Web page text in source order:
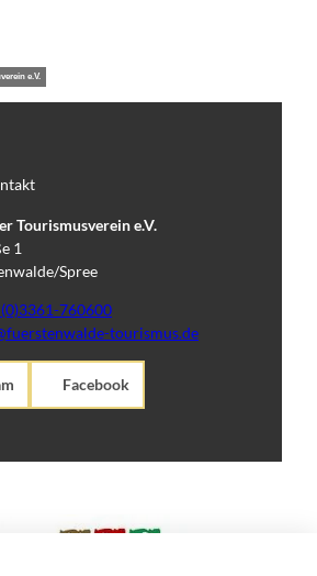
e.V.
Tourismusverein e.V.
1
Spree
760600
tourismus.de
Facebook